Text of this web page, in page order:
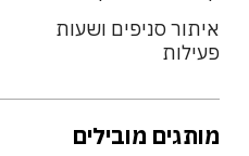
איתור סניפים ושעות
פעילות
מותגים מובילים